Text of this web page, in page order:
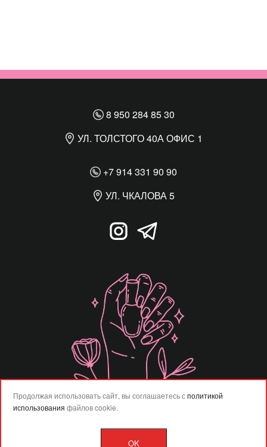
8 950 284 85 30
УЛ. ТОЛСТОГО 40А ОФИС 1
+7 914 331 90 90
УЛ. ЧКАЛОВА 5
Продолжая использовать сайт, вы соглашаетесь сполитикой
использования файлов cookie.
OK